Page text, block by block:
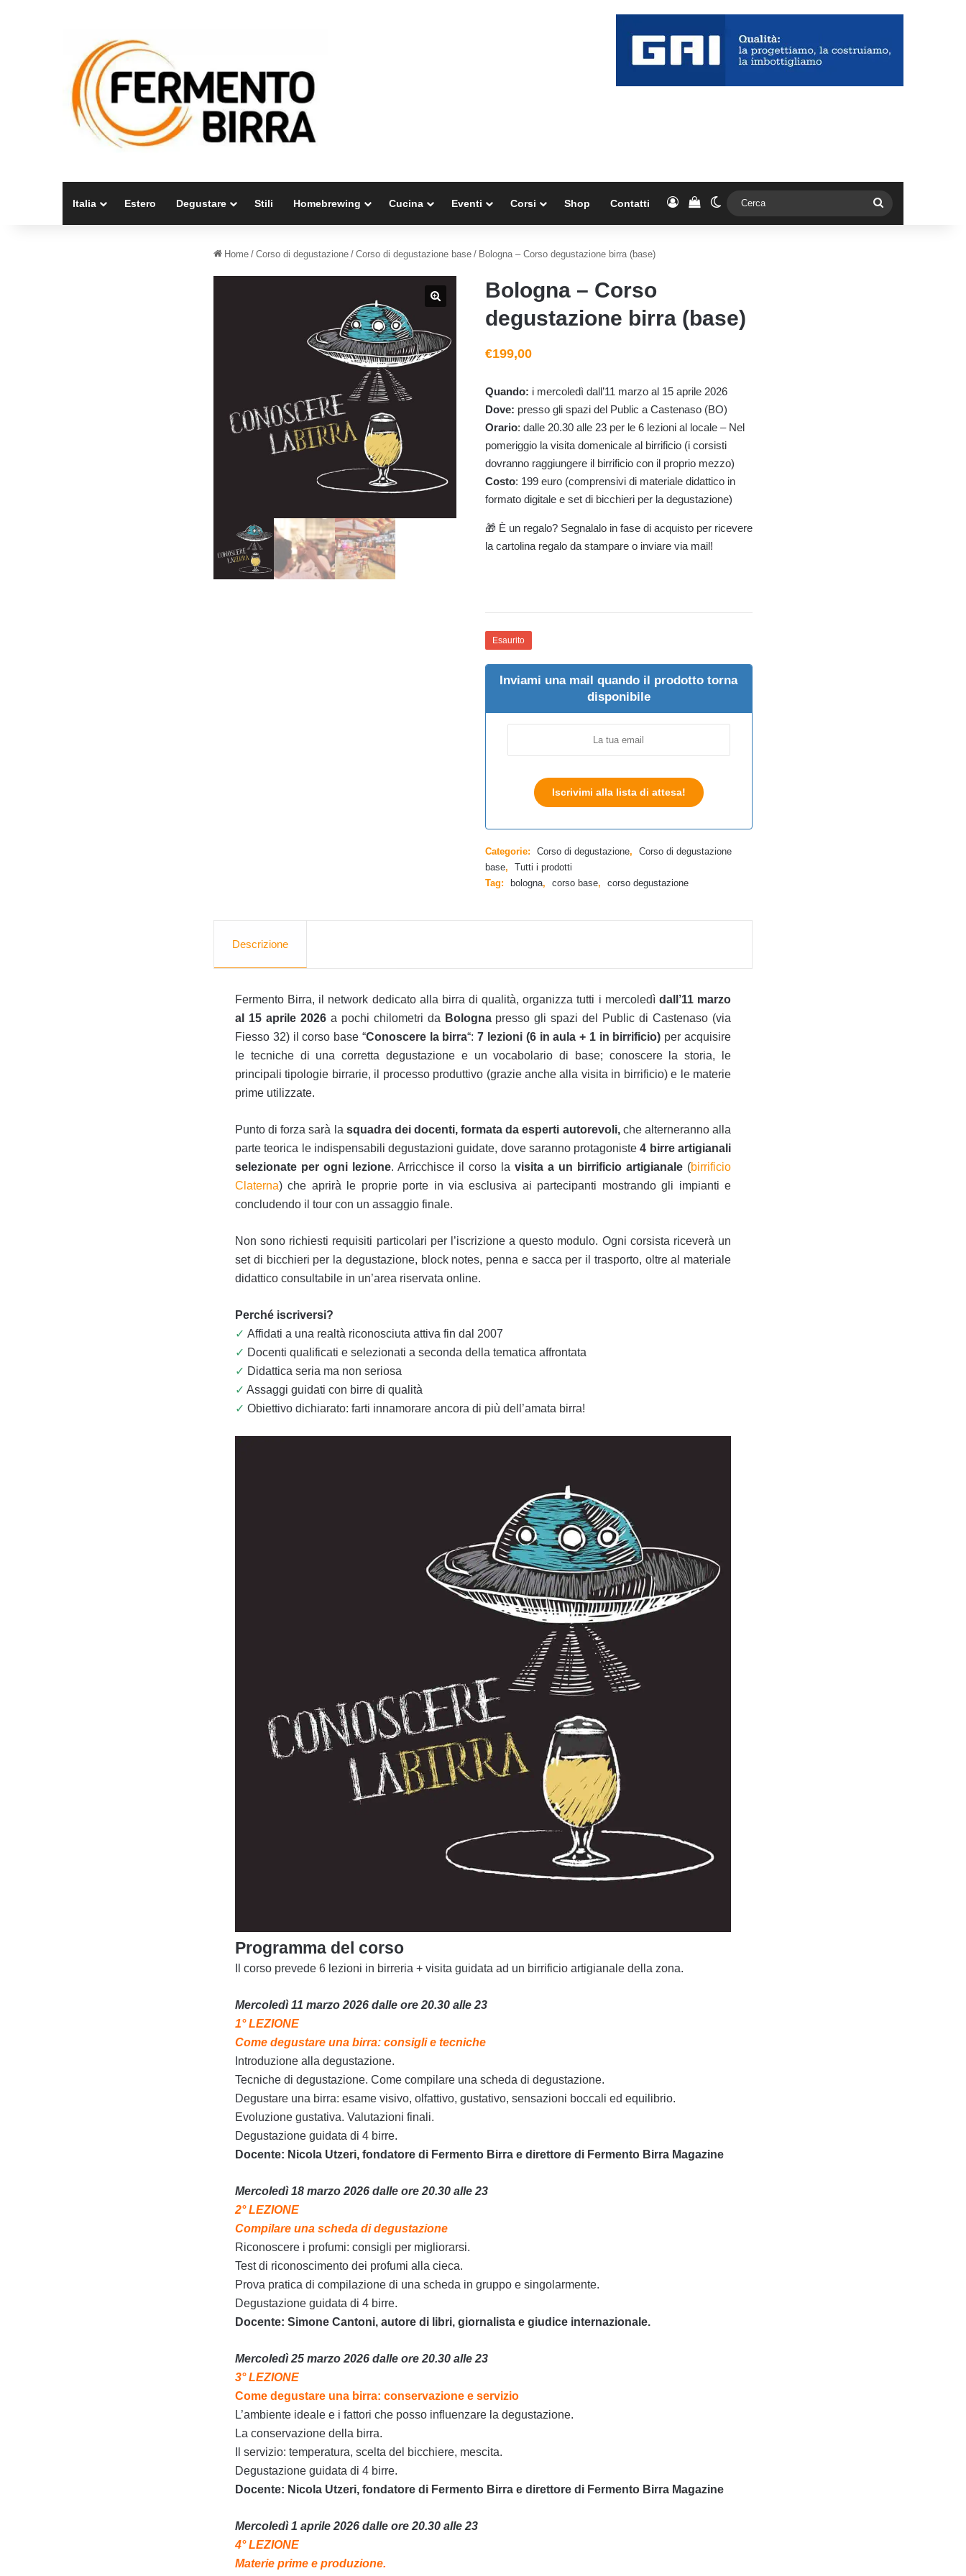
Italia Estero Degustare Stili Homebrewing Cucina Eventi Corsi Shop Contatti AccediVedi il carrello
Cambia aspetto
Home / Corso di degustazione / Corso di degustazione base / Bologna – Corso degustazione birra (base)
Bologna – Corso
degustazione birra (base)
€199,00
Quando: i mercoledì dall’11 marzo al 15 aprile 2026
Dove: presso gli spazi del Public a Castenaso (BO)
Orario: dalle 20.30 alle 23 per le 6 lezioni al locale – Nel
pomeriggio la visita domenicale al birrificio (i corsisti
dovranno raggiungere il birrificio con il proprio mezzo)
Costo: 199 euro (comprensivi di materiale didattico in
formato digitale e set di bicchieri per la degustazione)
🎁 È un regalo? Segnalalo in fase di acquisto per ricevere
la cartolina regalo da stampare o inviare via mail!
Esaurito
Inviami una mail quando il prodotto torna
disponibile
Iscrivimi alla lista di attesa!
Categorie: Corso di degustazione,
Corso di degustazione
base,
Tutti i prodotti
Tag:
bologna, corso base, corso degustazione
Descrizione
Fermento Birra, il network dedicato alla birra di qualità, organizza tutti i mercoledì dall’11 marzo
al 15 aprile 2026a pochi chilometri da Bolognapresso gli spazi del Public di Castenaso (via
Fiesso 32) il corso base “Conoscere la birra“:7 lezioni (6 in aula + 1 in birrificio) per acquisire
le tecniche di una corretta degustazione e un vocabolario di base; conoscere la storia, le
principali tipologie birrarie, il processo produttivo (grazie anche alla visita in birrificio) e le materie
prime utilizzate.
Punto di forza sarà la squadra dei docenti, formata da esperti autorevoli,che alterneranno alla
parte teorica le indispensabili degustazioni guidate, dove saranno protagoniste4 birre artigianali
selezionate per ogni lezione. Arricchisce il corso la visita a un birrificio artigianale (birrificio
Claterna) che aprirà le proprie porte in via esclusiva ai partecipanti mostrando gli impianti e
concludendo il tour con un assaggio finale.
Non sono richiesti requisiti particolari per l’iscrizione a questo modulo. Ogni corsista riceverà un
set di bicchieri per la degustazione, block notes, penna e sacca per il trasporto, oltre al materiale
didattico consultabile in un’area riservata online.
Perché iscriversi?
✓ Affidati a una realtà riconosciuta attiva fin dal 2007
✓ Docenti qualificati e selezionati a seconda della tematica affrontata
✓ Didattica seria ma non seriosa
✓ Assaggi guidati con birre di qualità
✓ Obiettivo dichiarato: farti innamorare ancora di più dell’amata birra!
Programma del corso
Il corso prevede 6 lezioni in birreria + visita guidata ad un birrificio artigianale della zona.
Mercoledì 11 marzo 2026 dalle ore 20.30 alle 23
1° LEZIONE
Come degustare una birra: consigli e tecniche
Introduzione alla degustazione.
Tecniche di degustazione. Come compilare una scheda di degustazione.
Degustare una birra: esame visivo, olfattivo, gustativo, sensazioni boccali ed equilibrio.
Evoluzione gustativa. Valutazioni finali.
Degustazione guidata di 4 birre.
Docente: Nicola Utzeri, fondatore di Fermento Birra e direttore di Fermento Birra Magazine
Mercoledì 18 marzo 2026 dalle ore 20.30 alle 23
2° LEZIONE
Compilare una scheda di degustazione
Riconoscere i profumi: consigli per migliorarsi.
Test di riconoscimento dei profumi alla cieca.
Prova pratica di compilazione di una scheda in gruppo e singolarmente.
Degustazione guidata di 4 birre.
Docente: Simone Cantoni, autore di libri, giornalista e giudice internazionale.
Mercoledì 25 marzo 2026 dalle ore 20.30 alle 23
3° LEZIONE
Come degustare una birra: conservazione e servizio
L’ambiente ideale e i fattori che posso influenzare la degustazione.
La conservazione della birra.
Il servizio: temperatura, scelta del bicchiere, mescita.
Degustazione guidata di 4 birre.
Docente: Nicola Utzeri, fondatore di Fermento Birra e direttore di Fermento Birra Magazine
Mercoledì 1 aprile 2026 dalle ore 20.30 alle 23
4° LEZIONE
Materie prime e produzione.